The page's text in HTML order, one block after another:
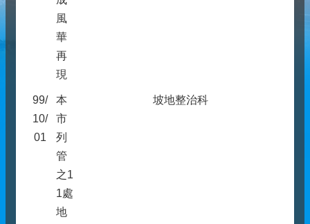
風
華
再
現
99/
10/
01
本
市
列
管
之1
1處
地
坡地整治科